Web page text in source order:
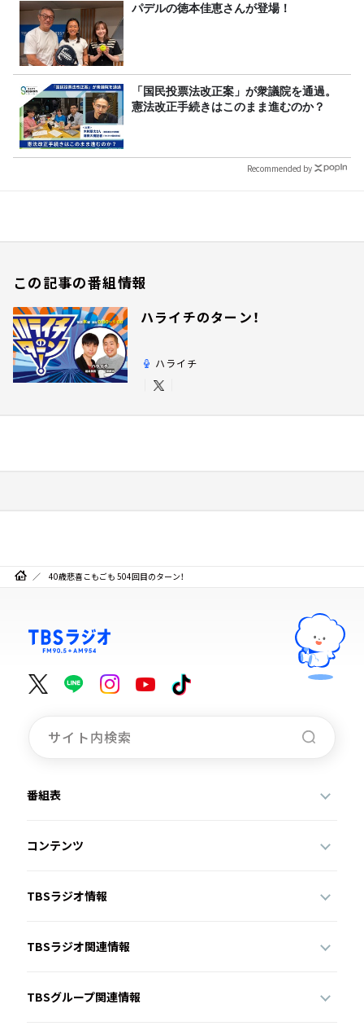
パデルの徳本佳恵さんが登場！
「国民投票法改正案」が衆議院を通過。
憲法改正手続きはこのまま進むのか？
Recommended by
この記事の番組情報
ハライチのターン！
ハライチ
40歳悲喜こもごも 504回目のターン！
番組表
コンテンツ
TBSラジオ情報
TBSラジオ関連情報
TBSグループ関連情報